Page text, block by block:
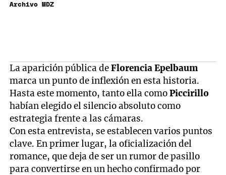
Archivo MDZ
La aparición pública deFlorencia Epelbaum
marca un punto de inflexión en esta historia.
Hasta este momento, tanto ella comoPiccirillo
habían elegido el silencio absoluto como
estrategia frente a las cámaras.
Con esta entrevista, se establecen varios puntos
clave. En primer lugar, la oficialización del
romance, que deja de ser un rumor de pasillo
para convertirse en un hecho confirmado por